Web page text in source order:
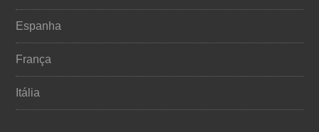
Espanha
França
Itália